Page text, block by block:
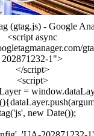
(gtag.js) - Google
<script async
202871232-1">
</script>
<script>
=
new Date());